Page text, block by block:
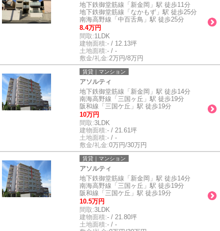
地下鉄御堂筋線「新金岡」駅 徒歩11分
地下鉄御堂筋線「なかもず」駅 徒歩25分
南海高野線「中百舌鳥」駅 徒歩25分
8.4万円
間取:1LDK
建物面積:- / 12.13坪
土地面積:- / -
敷金/礼金:2万円/8万円
賃貸｜マンション
アソルティ
地下鉄御堂筋線「新金岡」駅 徒歩14分
南海高野線「三国ヶ丘」駅 徒歩19分
阪和線「三国ケ丘」駅 徒歩19分
10万円
間取:3LDK
建物面積:- / 21.61坪
土地面積:- / -
敷金/礼金:0万円/30万円
賃貸｜マンション
アソルティ
地下鉄御堂筋線「新金岡」駅 徒歩14分
南海高野線「三国ヶ丘」駅 徒歩19分
阪和線「三国ケ丘」駅 徒歩19分
10.5万円
間取:3LDK
建物面積:- / 21.80坪
土地面積:- / -